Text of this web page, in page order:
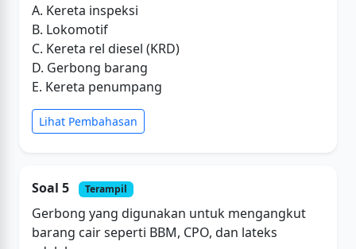
A. Kereta inspeksi
B. Lokomotif
C. Kereta rel diesel (KRD)
D. Gerbong barang
E. Kereta penumpang
Lihat Pembahasan
Soal 5 Terampil
Gerbong yang digunakan untuk mengangkut
barang cair seperti BBM, CPO, dan lateks